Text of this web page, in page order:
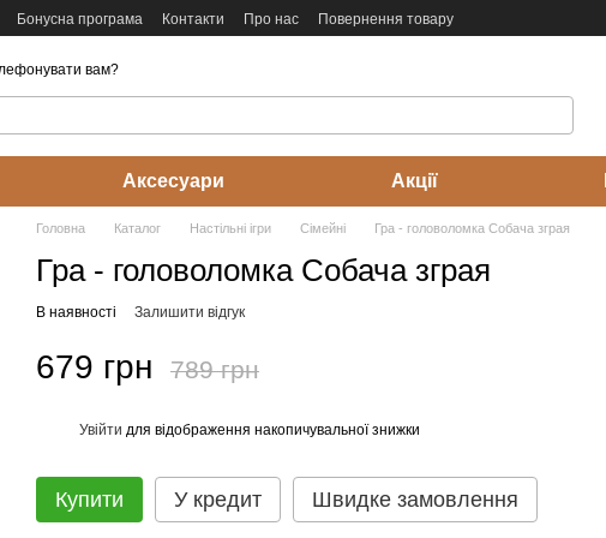
Бонусна програма Контакти Про нас
Повернення товару
вам?
Аксесуари Акції
Головна Каталог Настільні ігри Cімейні Гра - головоломка Собача зграя
Гра - головоломка Собача зграя
В наявності Залишити відгук
679 грн 789 грн
Увійти для відображення накопичувальної знижки
Купити У кредит Швидке замовлення